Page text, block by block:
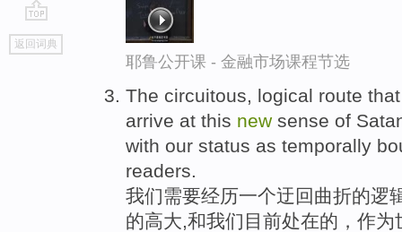
go
top
返回词典
耶鲁公开课 - 金融市场课程节选
The circuitous, logical route
arrive at this new sense of
with our status as temporally
readers.
我们需要经历一个迂回曲折的逻
的高大,和我们目前处在的，作